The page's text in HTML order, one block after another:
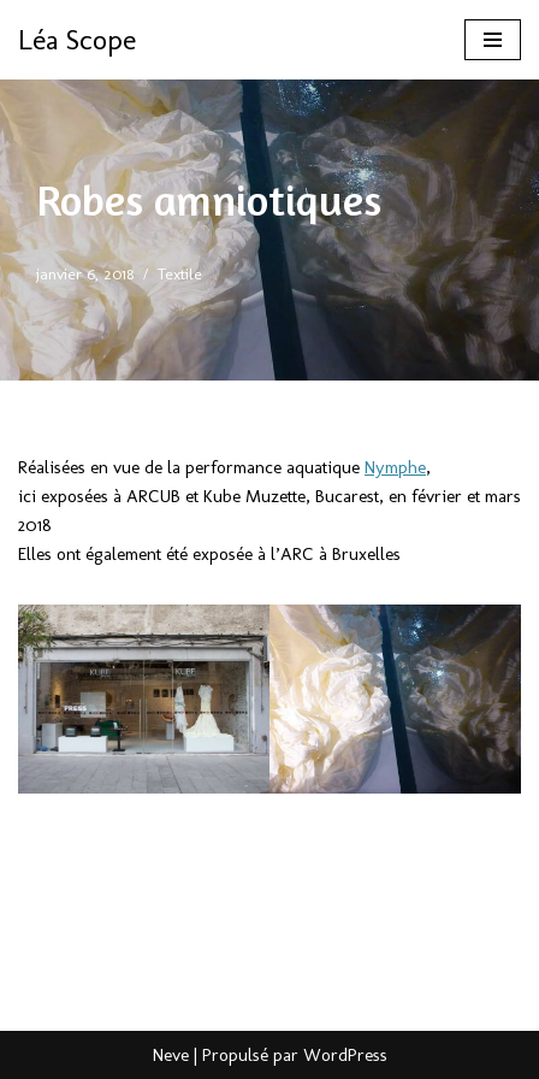
Léa Scope
Robes amniotiques
janvier 6, 2018 Textile
Réalisées en vue de la performance aquatique Nymphe,
ici exposées à ARCUB et Kube Muzette, Bucarest, en février et mars
2018
Elles ont également été exposée à l’ARC à Bruxelles
Neve| Propulsé par WordPress